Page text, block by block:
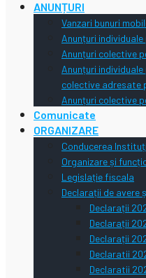
ANUNȚURI
Vanzari bunuri
Anunțuri
Anunțuri colective
Anunțuri
colective adresate
Anunțuri colective
Comunicate
ORGANIZARE
Conducerea
Organizare și
Legislație fiscala
Declarații de avere
Declarații
Declarații
Declarații
Declaratii
Declaratii